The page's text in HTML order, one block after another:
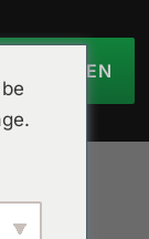
EINHOLEN